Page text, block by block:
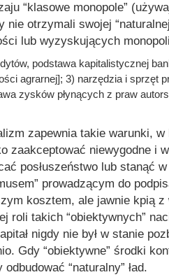
“klasowe monopole”
nie otrzymali swojej
lub wyzyskujących
podstawa kapitalistycznej
agrarnej]; 3) narzędzia i sprzęt
zysków płynących z praw
zapewnia takie warunki,
zaakceptować niewygodne i
posłuszeństwo lub stanąć
prowadzącym do
kosztem, ale jawnie kpią
roli takich “obiektywnych”
nigdy nie był w stanie
Gdy “obiektywne” środki
“naturalny” ład.